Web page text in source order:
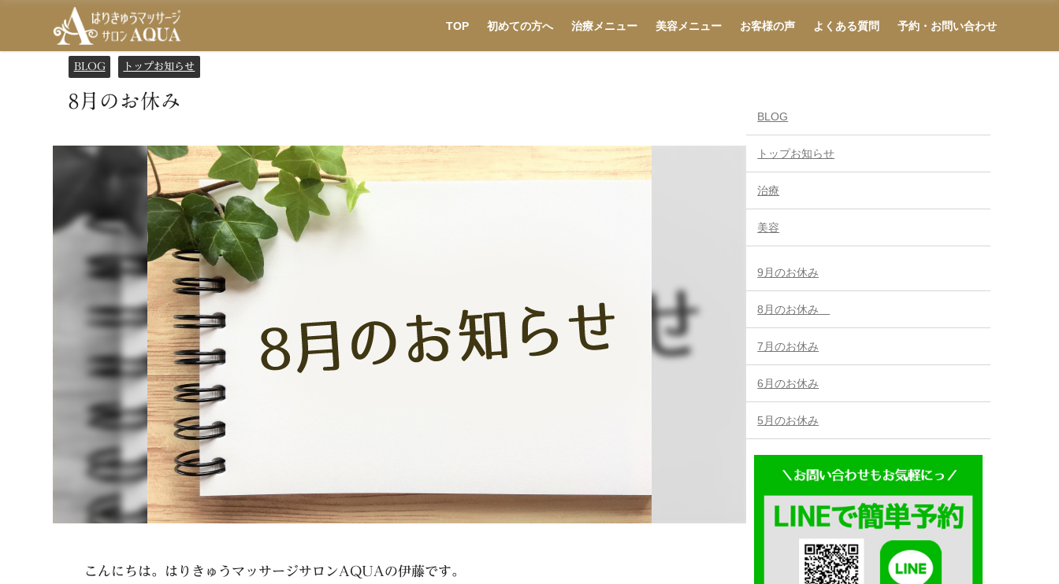
TOP 初めての方へ 治療メニュー 美容メニュー お客様の声 よくある質問 予約・お問い合わせ
BLOG トップお知らせ
8月のお休み
こんにちは。はりきゅうマッサージサロンAQUAの伊藤です。
BLOG
トップお知らせ
治療
美容
9月のお休み
8月のお休み
7月のお休み
6月のお休み
5月のお休み